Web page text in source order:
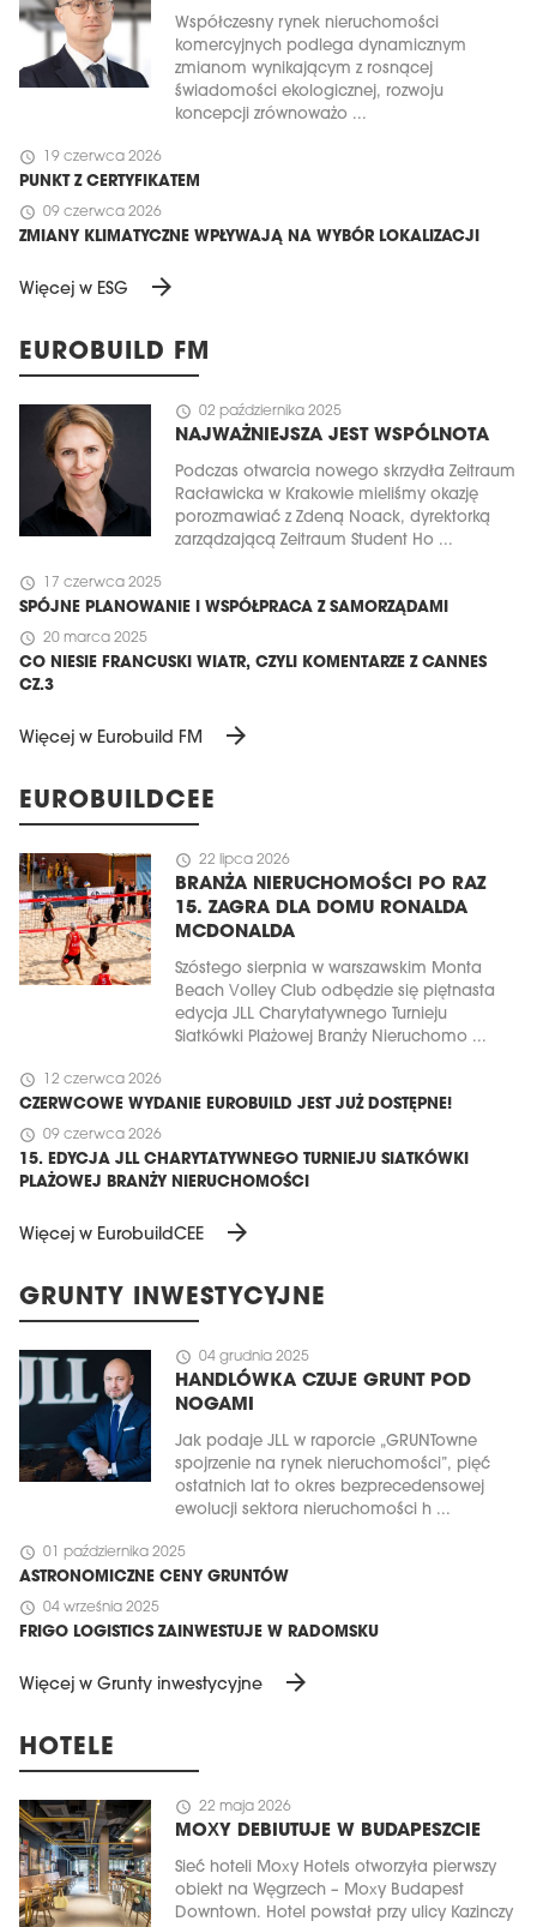
Współczesny rynek nieruchomości
komercyjnych podlega dynamicznym
zmianom wynikającym z rosnącej
świadomości ekologicznej, rozwoju
koncepcji zrównoważo ...
schedule 19 czerwca 2026
PUNKT Z CERTYFIKATEM
schedule 09 czerwca 2026
ZMIANY KLIMATYCZNE WPŁYWAJĄ NA WYBÓR LOKALIZACJI
Więcej w ESG arrow_forward
EUROBUILD FM
schedule 02 października 2025
NAJWAŻNIEJSZA JEST WSPÓLNOTA
Podczas otwarcia nowego skrzydła Zeitraum
Racławicka w Krakowie mieliśmy okazję
porozmawiać z Zdeną Noack, dyrektorką
zarządzającą Zeitraum Student Ho ...
schedule 17 czerwca 2025
SPÓJNE PLANOWANIE I WSPÓŁPRACA Z SAMORZĄDAMI
schedule 20 marca 2025
CO NIESIE FRANCUSKI WIATR, CZYLI KOMENTARZE Z CANNES
CZ.3
Więcej w Eurobuild FM arrow_forward
EUROBUILDCEE
schedule 22 lipca 2026
BRANŻA NIERUCHOMOŚCI PO RAZ
15. ZAGRA DLA DOMU RONALDA
MCDONALDA
Szóstego sierpnia w warszawskim Monta
Beach Volley Club odbędzie się piętnasta
edycja JLL Charytatywnego Turnieju
Siatkówki Plażowej Branży Nieruchomo ...
schedule 12 czerwca 2026
CZERWCOWE WYDANIE EUROBUILD JEST JUŻ DOSTĘPNE!
schedule 09 czerwca 2026
15. EDYCJA JLL CHARYTATYWNEGO TURNIEJU SIATKÓWKI
PLAŻOWEJ BRANŻY NIERUCHOMOŚCI
Więcej w EurobuildCEE arrow_forward
GRUNTY INWESTYCYJNE
schedule 04 grudnia 2025
HANDLÓWKA CZUJE GRUNT POD
NOGAMI
Jak podaje JLL w raporcie „GRUNTowne
spojrzenie na rynek nieruchomości”, pięć
ostatnich lat to okres bezprecedensowej
ewolucji sektora nieruchomości h ...
schedule 01 października 2025
ASTRONOMICZNE CENY GRUNTÓW
schedule 04 września 2025
FRIGO LOGISTICS ZAINWESTUJE W RADOMSKU
Więcej w Grunty inwestycyjne arrow_forward
HOTELE
schedule 22 maja 2026
MOXY DEBIUTUJE W BUDAPESZCIE
Sieć hoteli Moxy Hotels otworzyła pierwszy
obiekt na Węgrzech – Moxy Budapest
Downtown. Hotel powstał przy ulicy Kazinczy